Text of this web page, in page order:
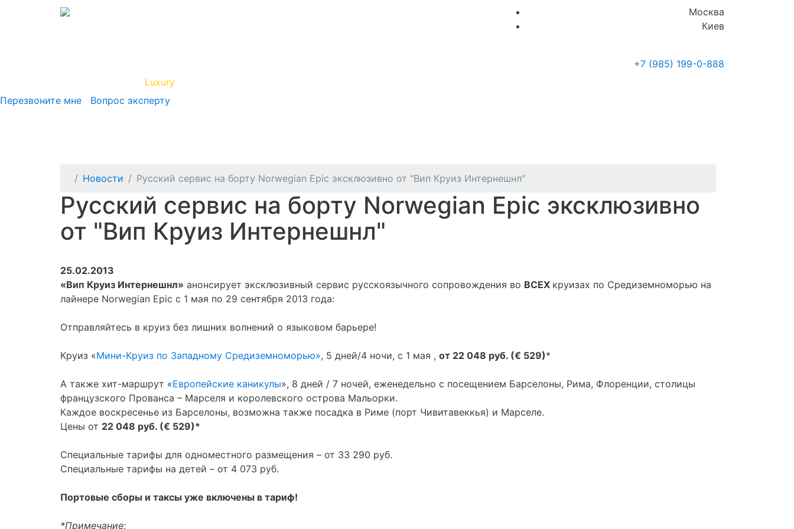
Москва
Киев
+7 (985) 199-0-888
Luxury
Перезвоните мне
Вопрос эксперту
Новости Русский сервис на борту Norwegian Epic эксклюзивно от "Вип Круиз Интернешнл"
Русский сервис на борту Norwegian Epic эксклюзивно
от "Вип Круиз Интернешнл"
25.02.2013
«Вип Круиз Интернешнл» анонсирует эксклюзивный сервис русскоязычного сопровождения во ВСЕХ круизах по Средиземноморью на
лайнере Norwegian Epic с 1 мая по 29 сентября 2013 года:
Отправляйтесь в круиз без лишних волнений о языковом барьере!
Круиз «Мини-Круиз по Западному Средиземноморью», 5 дней/4 ночи, с 1 мая , от 22 048 руб. (€ 529)*
А также хит-маршрут «Европейские каникулы», 8 дней / 7 ночей, еженедельно с посещением Барселоны, Рима, Флоренции, столицы
французского Прованса – Марселя и королевского острова Мальорки.
Каждое воскресенье из Барселоны, возможна также посадка в Риме (порт Чивитавеккья) и Марселе.
Цены от 22 048 руб. (€ 529)*
Специальные тарифы для одноместного размещения – от 33 290 руб.
Специальные тарифы на детей – от 4 073 руб.
Портовые сборы и таксы уже включены в тариф!
*Примечание: